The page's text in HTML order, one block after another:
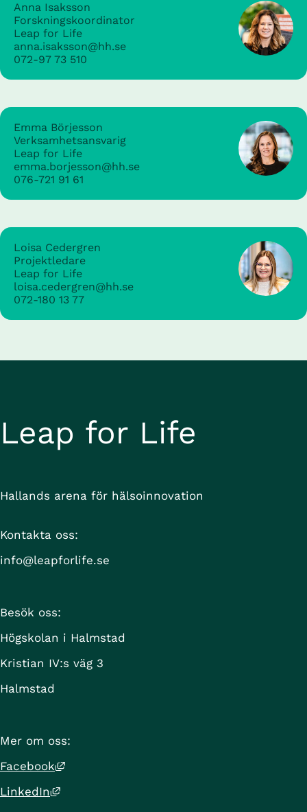
Anna Isaksson
Forskningskoordinator
Leap for Life
anna.isaksson@hh.se
072-97 73 510
Emma Börjesson
Verksamhetsansvarig
Leap for Life
emma.borjesson@hh.se
076-721 91 61
Loisa Cedergren
Projektledare
Leap for Life
loisa.cedergren@hh.se
072-180 13 77
Leap for Life
Hallands arena för hälsoinnovation
Kontakta oss:
info@leapforlife.se
Besök oss:
Högskolan i Halmstad
Kristian IV:s väg 3
Halmstad
Mer om oss:
Facebook
Länk till annan webbplats, öppnas i nytt
LinkedIn
Länk till annan webbplats, öppnas i nytt